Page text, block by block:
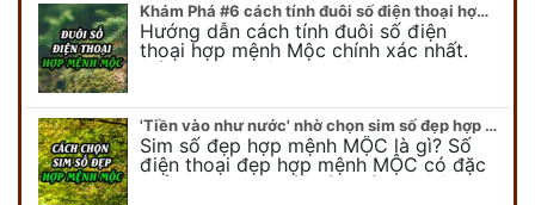
Khám Phá #6 cách tính đuôi số điện thoại hợp mệnh Mộc
Hướng dẫn cách tính đuôi số điện
thoại hợp mệnh Mộc chính xác nhất.
Cách chọn đuôi sim điện thoại hợp
chuyên…
'Tiền vào như nước' nhờ chọn sim số đẹp hợp mệnh MỘC
Sim số đẹp hợp mệnh MỘC là gì? Số
điện thoại đẹp hợp mệnh MỘC có đặc
điểm ra sao? Dưới góc nhìn chuyên gia